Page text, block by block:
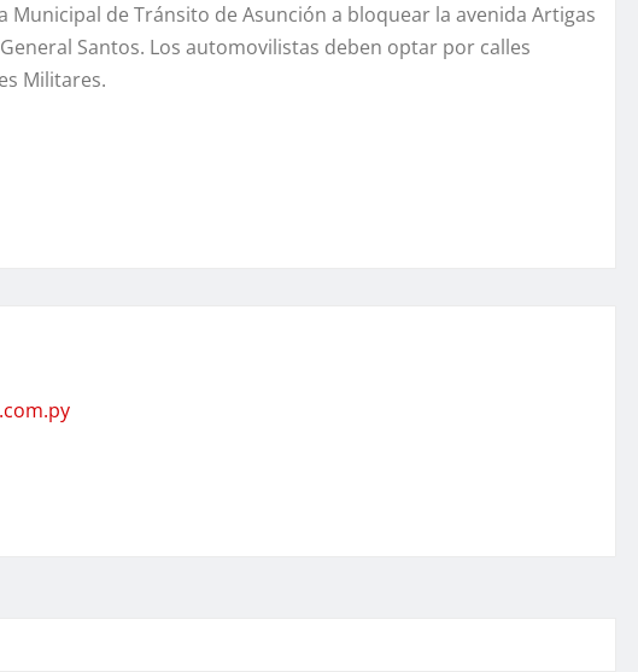
Municipal de Tránsito de Asunción a bloquear la avenida Artigas
Santos. Los automovilistas deben optar por calles
Militares.